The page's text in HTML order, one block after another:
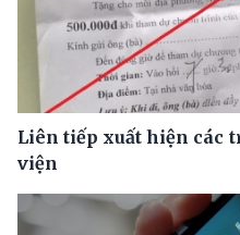
Liên tiếp xuất hiện các
viện